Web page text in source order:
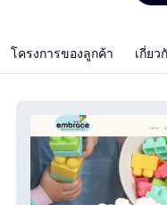
โครงการของลูกค้า เกี่ยว